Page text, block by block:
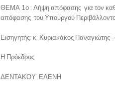
ΘΕΜΑ 1ο : Λήψη απόφασης για τον
απόφασης του Υπουργού
Εισηγητής: κ. Κυριακάκος Παναγιώτης
Η Πρόεδρος
ΔΕΝΤΑΚΟΥ ΕΛΕΝΗ